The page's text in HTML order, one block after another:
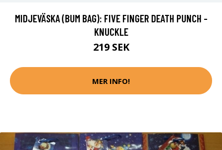
MIDJEVÄSKA (BUM BAG): FIVE FINGER DEATH PUNCH -
KNUCKLE
219 SEK
MER INFO!